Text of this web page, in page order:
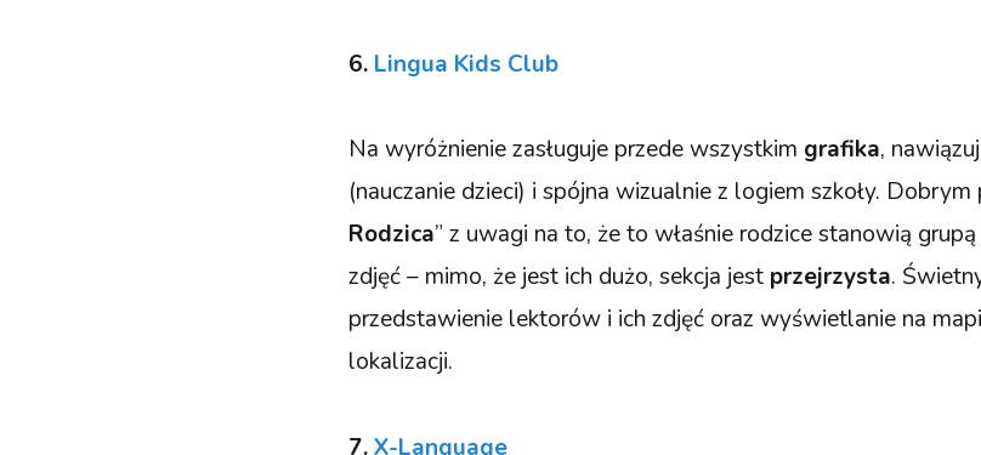
6. Lingua Kids Club
Na wyróżnienie zasługuje przede wszystkim grafika,
(nauczanie dzieci) i spójna wizualnie z logiem szkoły. Dobrym
Rodzica” z uwagi na to, że to właśnie rodzice stanowią
zdjęć – mimo, że jest ich dużo, sekcja jest przejrzysta.
przedstawienie lektorów i ich zdjęć oraz wyświetlanie na
lokalizacji.
7.X-Language